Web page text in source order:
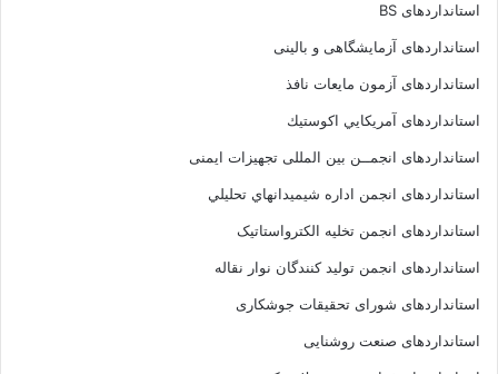
استانداردهای BS
استانداردهای آزمایشگاهی و بالینی
استانداردهای آزمون مایعات نافذ
استانداردهای آمريكايي اكوستيك
استانداردهای انجمــن بين المللى تجهيزات ايمنى
استانداردهای انجمن اداره شيميدانهاي تحليلي
استانداردهای انجمن تخليه الکترواستاتيک
استانداردهای انجمن توليد کنندگان نوار نقاله
استانداردهای شورای تحقیقات جوشکاری
استانداردهای صنعت روشنایی